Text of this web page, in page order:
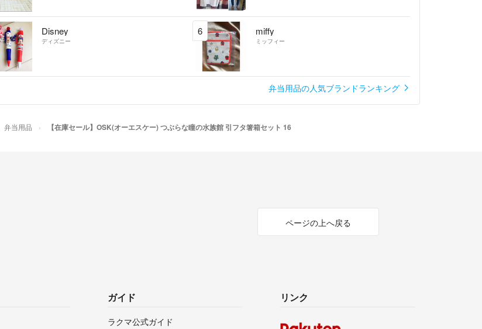
Disney
ディズニー
6 miffy
ミッフィー
弁当用品の人気ブランドランキング
弁当用品 【在庫セール】OSK(オーエスケー) つぶらな瞳の水族館 引フタ箸箱セット 16
ページの上へ戻る
ガイド
ラクマ公式ガイド
リンク